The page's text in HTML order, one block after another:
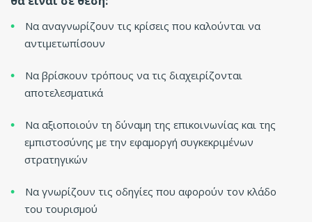
Να αναγνωρίζουν τις κρίσεις που καλούνται να
αντιμετωπίσουν
Να βρίσκουν τρόπους να τις διαχειρίζονται
αποτελεσματικά
Να αξιοποιούν τη δύναμη της επικοινωνίας και της
εμπιστοσύνης με την εφαμοργή συγκεκριμένων
στρατηγικών
Να γνωρίζουν τις οδηγίες που αφορούν τον κλάδο
του τουρισμού